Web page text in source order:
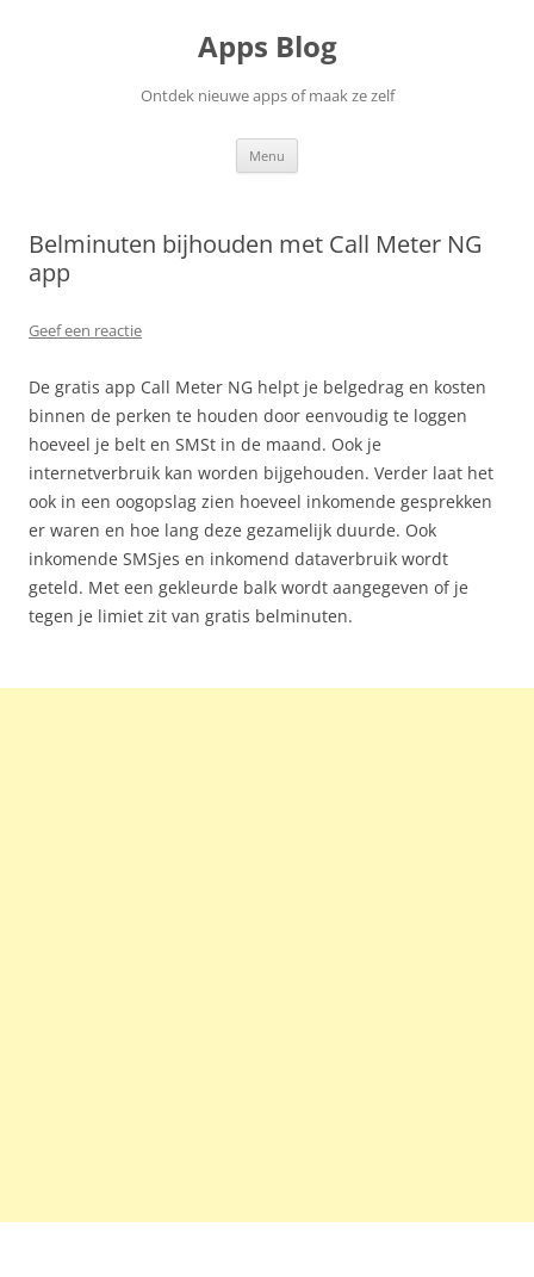
Apps Blog
Ontdek nieuwe apps of maak ze zelf
Menu
Belminuten bijhouden met Call Meter NG
app
Geef een reactie
De gratis app Call Meter NG helpt je belgedrag en kosten
binnen de perken te houden door eenvoudig te loggen
hoeveel je belt en SMSt in de maand. Ook je
internetverbruik kan worden bijgehouden. Verder laat het
ook in een oogopslag zien hoeveel inkomende gesprekken
er waren en hoe lang deze gezamelijk duurde. Ook
inkomende SMSjes en inkomend dataverbruik wordt
geteld. Met een gekleurde balk wordt aangegeven of je
tegen je limiet zit van gratis belminuten.